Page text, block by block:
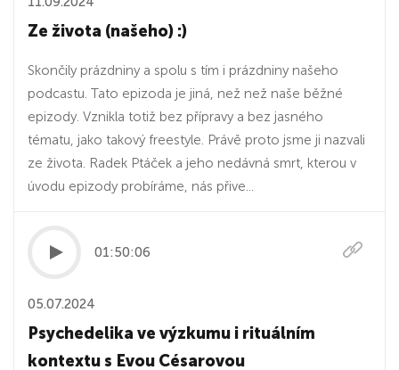
Ze života (našeho) :)
Skončily prázdniny a spolu s tím i prázdniny našeho
podcastu. Tato epizoda je jiná, než než naše běžné
epizody. Vznikla totiž bez přípravy a bez jasného
tématu, jako takový freestyle. Právě proto jsme ji nazvali
ze života. Radek Ptáček a jeho nedávná smrt, kterou v
úvodu epizody probíráme, nás přive...
01:50:06
05.07.2024
Psychedelika ve výzkumu i rituálním
kontextu s Evou Césarovou